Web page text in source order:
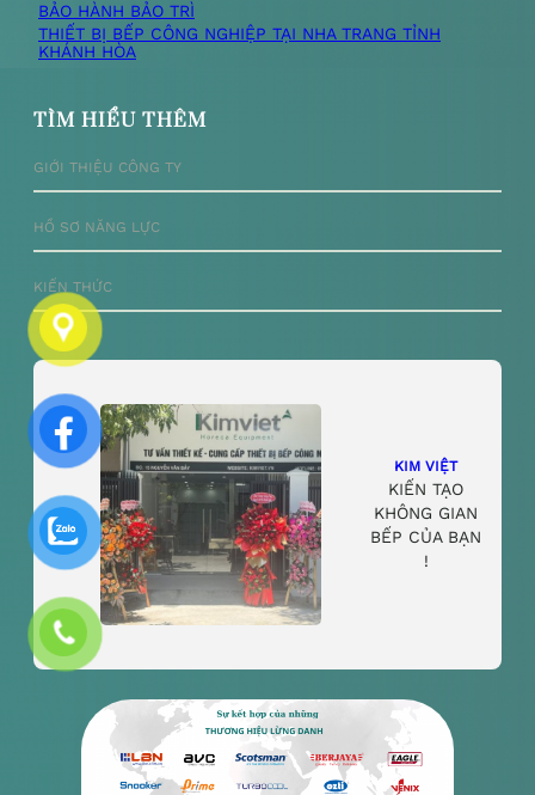
i
ế
m
BẢO HÀNH BẢO TRÌ
THIẾT BỊ BẾP CÔNG NGHIỆP TẠI NHA TRANG TỈNH
KHÁNH HÒA
TÌM HIỂU THÊM
GIỚI THIỆU CÔNG TY
HỒ SƠ NĂNG LỰC
KIẾN THỨC
KIM VIỆT
KIẾN TẠO
KHÔNG GIAN
BẾP CỦA BẠN
!